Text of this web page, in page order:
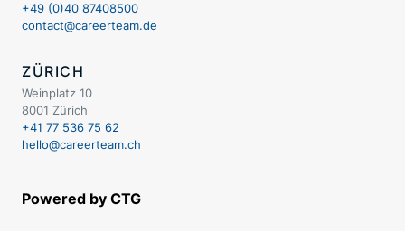
+49 (0)40 87408500
contact@careerteam.de
ZÜRICH
Weinplatz 10
8001 Zürich
+41 77 536 75 62
hello@careerteam.ch
Powered by CTG